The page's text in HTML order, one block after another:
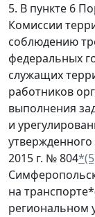
5. В пункте 6
Комиссии
соблюдению
федеральных
служащих
работников
выполнения
и
2015 г. № 804
на
региональном